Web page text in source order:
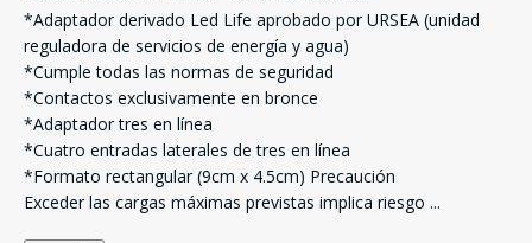
*Adaptador derivado Led Life aprobado por URSEA (unidad
reguladora de servicios de energía y agua)
*Cumple todas las normas de seguridad
*Contactos exclusivamente en bronce
*Adaptador tres en línea
*Cuatro entradas laterales de tres en línea
*Formato rectangular (9cm x 4.5cm) Precaución
Exceder las cargas máximas previstas implica riesgo ...